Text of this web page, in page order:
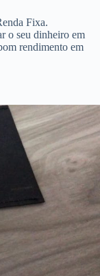
Fixa.
o seu dinheiro em
rendimento em